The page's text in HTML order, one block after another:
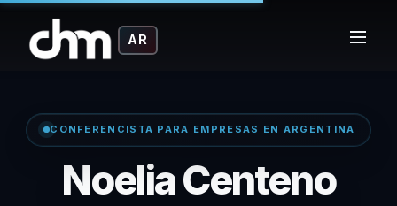
AR
CONFERENCISTA PARA EMPRESAS EN ARGENTINA
Noelia Centeno–